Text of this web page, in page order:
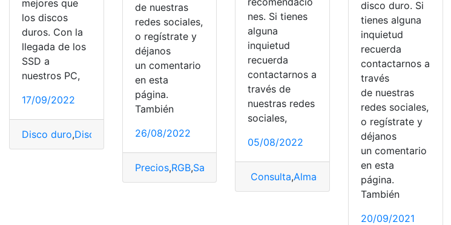
mejores que
los discos
duros. Con la
llegada de los
SSD a
nuestros PC,
17/09/2022
Disco duro,Discos Mejores,Revolución
de nuestras
redes sociales,
o regístrate y
déjanos
un comentario
en esta
página.
También
26/08/2022
Precios,RGB,Samsung
nes. Si tienes
alguna
inquietud
recuerda
contactarnos a
través de
nuestras redes
sociales,
05/08/2022
Consulta,Almacenamiento,Recomendaciones
disco duro. Si
tienes alguna
inquietud
recuerda
contactarnos a
través
de nuestras
redes sociales,
o regístrate y
déjanos
un comentario
en esta
página.
También
20/09/2021